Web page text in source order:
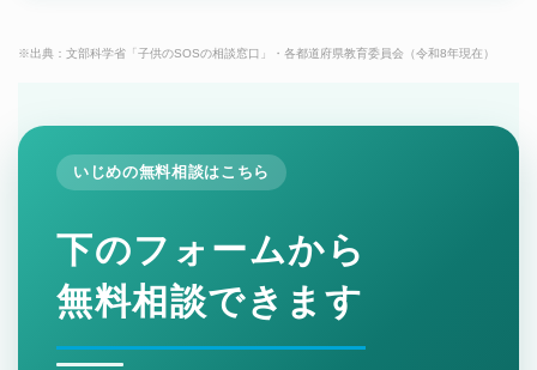
※出典：文部科学省「子供のSOSの相談窓口」・各都道府県教育委員会（令和8年現在）
いじめの無料相談はこちら
下のフォームから
無料相談できます